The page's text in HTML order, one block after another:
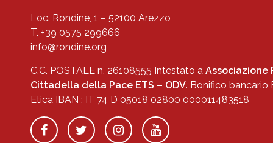
Loc. Rondine, 1 – 52100 Arezzo
T. +39 0575 299666
info@rondine.org
C.C. POSTALE n. 26108555 Intestato a Associazione
Cittadella della Pace ETS – ODV. Bonifico bancario
Etica IBAN : IT 74 D 05018 02800 000011483518